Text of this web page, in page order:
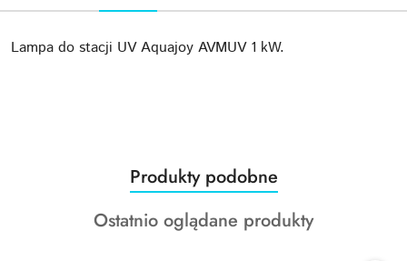
Lampa do stacji UV Aquajoy AVMUV 1 kW.
Pomiń karuzelę produktów
Produkty
o
statusie:
Produkty podobne
Produkty
Ostatnio oglądane produkty